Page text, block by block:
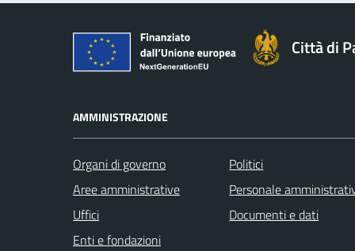
Città di
AMMINISTRAZIONE
Organi di governo
Aree amministrative
Uffici
Enti e fondazioni
Politici
Personale
Documenti e dati